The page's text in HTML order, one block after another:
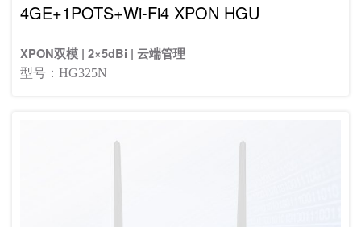
4GE+1POTS+Wi-Fi4 XPON HGU
XPON双模 | 2×5dBi | 云端管理
型号：HG325N